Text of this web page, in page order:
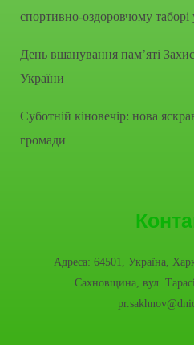
спортивно-оздоровчому таборі
День вшанування пам’яті
України
Суботній кіновечір: нова
громади
Адреса: 64501, Україна,
Сахновщина, вул.